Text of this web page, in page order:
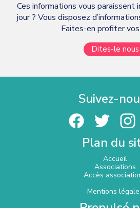
Ces informations vous paraissent
jour ? Vous disposez
Faites-en profiter vos
Dites-le nous
Suivez-
Plan du
Accueil
Associations
Accès
Mentions